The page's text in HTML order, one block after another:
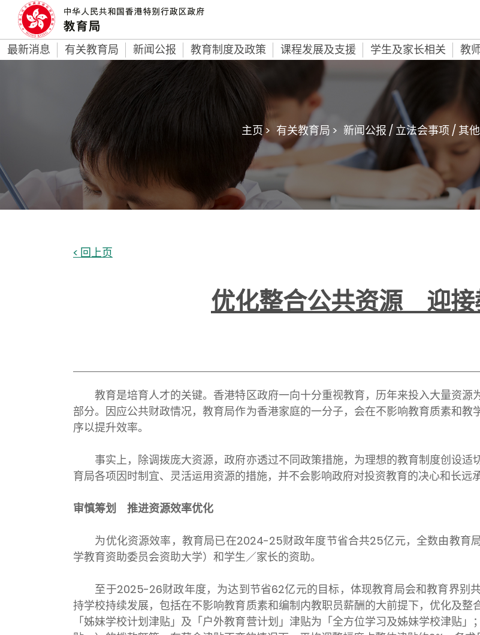
最新消息 有关教育局 新闻公报 教育制度及政策 课程发展及支援 学生及家长相关 教
主页 > 有关教育局 > 新闻公报 / 立法会事项 / 其
< 回上页
优化整合公共资源 迎接
教育是培育人才的关键。香港特区政府一向十分重视教育，历年来投入大量资源
部分。因应公共财政情况，教育局作为香港家庭的一分子，会在不影响教育质素和
序以提升效率。
事实上，除调拨庞大资源，政府亦透过不同政策措施，为理想的教育制度创设适
育局各项因时制宜、灵活运用资源的措施，并不会影响政府对投资教育的决心和长远承
审慎筹划 推进资源效率优化
为优化资源效率，教育局已在2024-25财政年度节省合共25亿元，全数由教育
学教育资助委员会资助大学）和学生／家长的资助。
至于2025-26财政年度，为达到节省62亿元的目标，体现教育局会和教育界别
持学校持续发展，包括在不影响教育质素和编制内教职员薪酬的大前提下，优化及整
「姊妹学校计划津贴」及「户外教育营计划」津贴为「全方位学习及姊妹学校津贴